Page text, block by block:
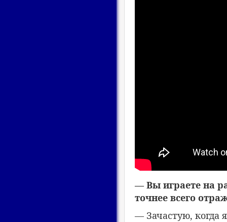
— Вы играете на
точнее всего
— Зачастую, когда